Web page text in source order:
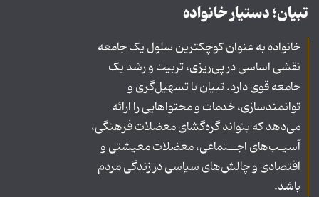
تبیان؛ دستیار خانواده
خانواده به عنوان کوچکترین سلول یک جامعه
نقشی اساسی در پی‌ریزی، تربیت و رشد یک
جامعه قوی دارد. تبیان با تسهیل‌گری و
توانمندسازی، خدمات و محتواهایی را ارائه
می‌دهد که بتواند گره‌گشای معضلات فرهنگی،
آسیـب‌های اجــتماعی، معضلات معیشتی و
اقتصادی و چالش‌های سیاسی در زندگی مردم
باشد.